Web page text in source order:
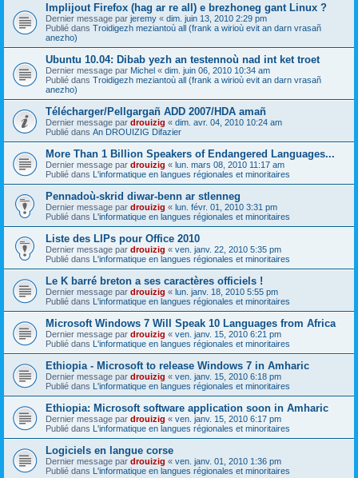
Implijout Firefox (hag ar re all) e brezhoneg gant Linux ?
Dernier message par jeremy « dim. juin 13, 2010 2:29 pm
Publié dans Troidigezh meziantoù all (frank a wirioù evit an darn vrasañ
anezho)
Ubuntu 10.04: Dibab yezh an testennoù nad int ket troet
Dernier message par Michel « dim. juin 06, 2010 10:34 am
Publié dans Troidigezh meziantoù all (frank a wirioù evit an darn vrasañ
anezho)
Télécharger/Pellgargañ ADD 2007/HDA amañ
Dernier message par drouizig « dim. avr. 04, 2010 10:24 am
Publié dans An DROUIZIG Difazier
More Than 1 Billion Speakers of Endangered Languages...
Dernier message par drouizig « lun. mars 08, 2010 11:17 am
Publié dans L'informatique en langues régionales et minoritaires
Pennadoù-skrid diwar-benn ar stlenneg
Dernier message par drouizig « lun. févr. 01, 2010 3:31 pm
Publié dans L'informatique en langues régionales et minoritaires
Liste des LIPs pour Office 2010
Dernier message par drouizig « ven. janv. 22, 2010 5:35 pm
Publié dans L'informatique en langues régionales et minoritaires
Le K barré breton a ses caractères officiels !
Dernier message par drouizig « lun. janv. 18, 2010 5:55 pm
Publié dans L'informatique en langues régionales et minoritaires
Microsoft Windows 7 Will Speak 10 Languages from Africa
Dernier message par drouizig « ven. janv. 15, 2010 6:21 pm
Publié dans L'informatique en langues régionales et minoritaires
Ethiopia - Microsoft to release Windows 7 in Amharic
Dernier message par drouizig « ven. janv. 15, 2010 6:18 pm
Publié dans L'informatique en langues régionales et minoritaires
Ethiopia: Microsoft software application soon in Amharic
Dernier message par drouizig « ven. janv. 15, 2010 6:17 pm
Publié dans L'informatique en langues régionales et minoritaires
Logiciels en langue corse
Dernier message par drouizig « ven. janv. 01, 2010 1:36 pm
Publié dans L'informatique en langues régionales et minoritaires